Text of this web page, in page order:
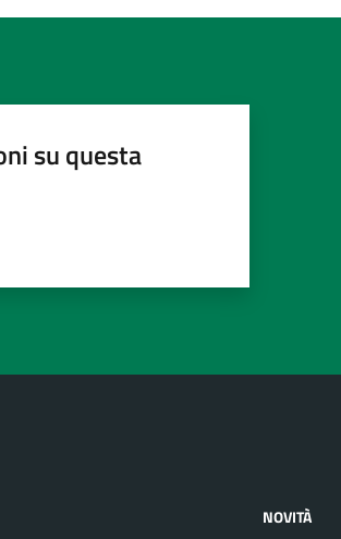
su questa
NOVITÀ